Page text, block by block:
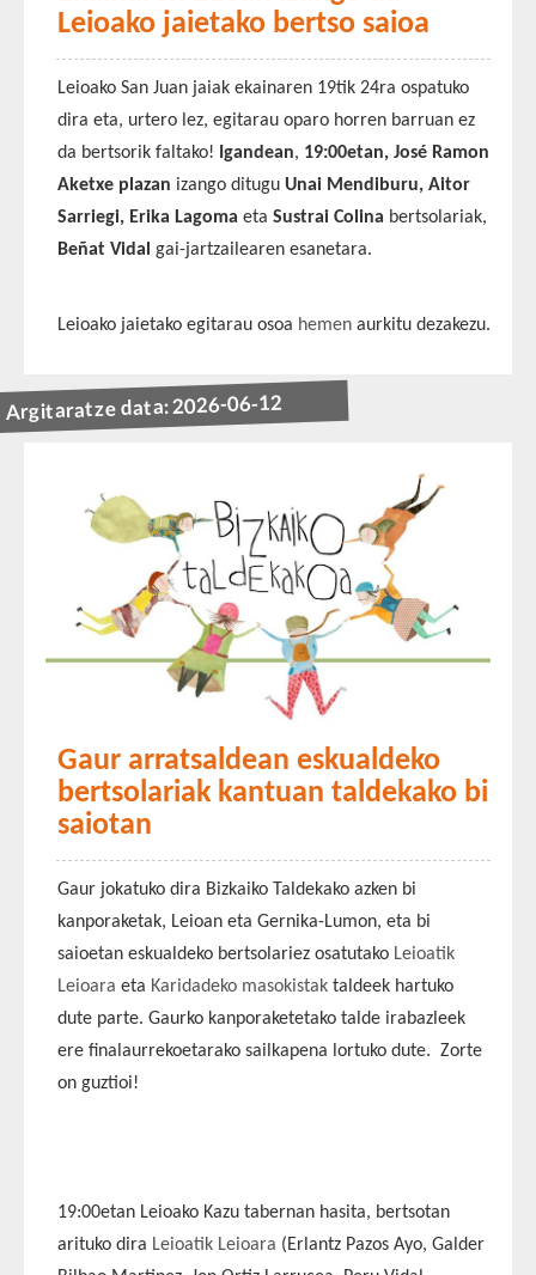
Leioako jaietako bertso saioa
Leioako San Juan jaiak ekainaren 19tik 24ra ospatuko
dira eta, urtero lez, egitarau oparo horren barruan ez
da bertsorik faltako! Igandean, 19:00etan, José Ramon
Aketxe plazan izango ditugu Unai Mendiburu, Aitor
Sarriegi, Erika Lagoma eta Sustrai Colina bertsolariak,
Beñat Vidal gai-jartzailearen esanetara.
Leioako jaietako egitarau osoa hemen aurkitu dezakezu.
Argitaratze data: 2026-06-12
Gaur arratsaldean eskualdeko
bertsolariak kantuan taldekako bi
saiotan
Gaur jokatuko dira Bizkaiko Taldekako azken bi
kanporaketak, Leioan eta Gernika-Lumon, eta bi
saioetan eskualdeko bertsolariez osatutako Leioatik
Leioara eta Karidadeko masokistak taldeek hartuko
dute parte. Gaurko kanporaketetako talde irabazleek
ere finalaurrekoetarako sailkapena lortuko dute. Zorte
on guztioi!
19:00etan Leioako Kazu tabernan hasita, bertsotan
arituko dira Leioatik Leioara (Erlantz Pazos Ayo, Galder